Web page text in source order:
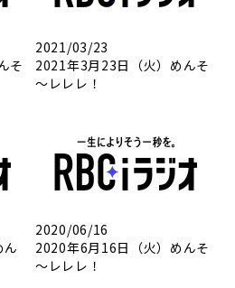
そ
2021/03/23
2021年3月23日（火）めんそ
～レレレ！
2020/06/16
2020年6月16日（火）めんそ
～レレレ！